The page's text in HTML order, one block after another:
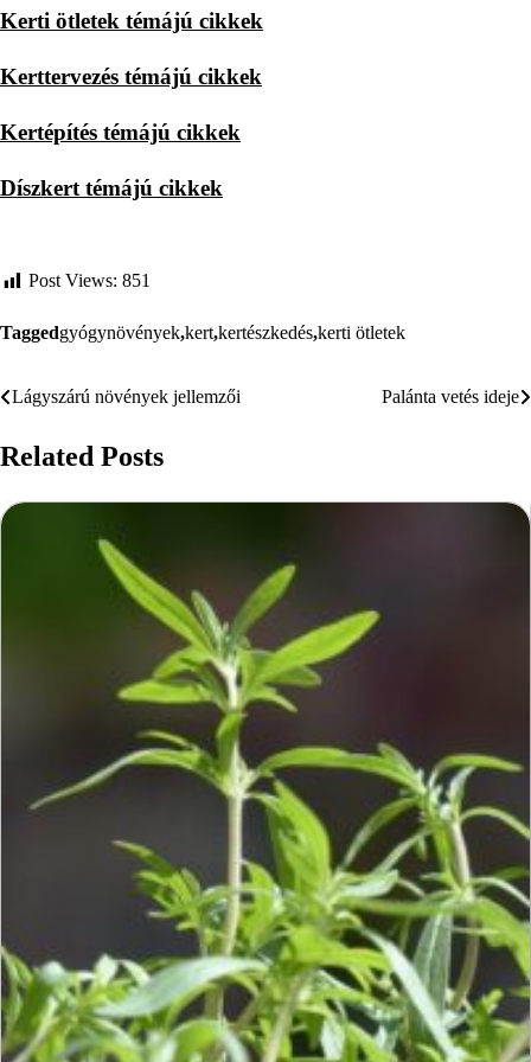
Kerti ötletek témájú cikkek
Kerttervezés témájú cikkek
Kertépítés témájú cikkek
Díszkert témájú cikkek
Post Views: 851
Taggedgyógynövények,kert,kertészkedés,kerti ötletek
Bejegyzés
navigáció
Lágyszárú növények jellemzői Palánta vetés ideje
Related Posts